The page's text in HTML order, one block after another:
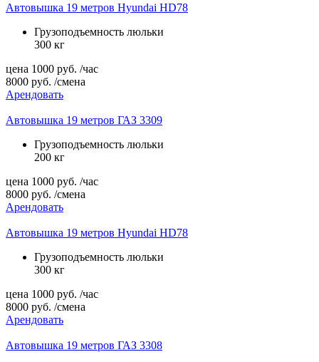
Автовышка 19 метров Hyundai HD78
Грузоподъемность люльки
300 кг
цена 1000 руб. /час
8000 руб. /смена
Арендовать
Автовышка 19 метров ГАЗ 3309
Грузоподъемность люльки
200 кг
цена 1000 руб. /час
8000 руб. /смена
Арендовать
Автовышка 19 метров Hyundai HD78
Грузоподъемность люльки
300 кг
цена 1000 руб. /час
8000 руб. /смена
Арендовать
Автовышка 19 метров ГАЗ 3308